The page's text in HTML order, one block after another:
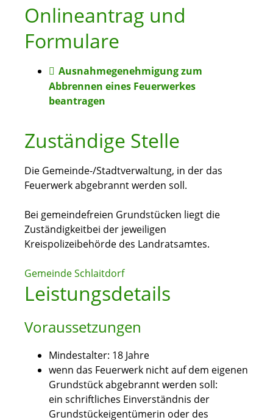
Onlineantrag und
Formulare
Ausnahmegenehmigung zum
Abbrennen eines Feuerwerkes
beantragen
Zuständige Stelle
Die Gemeinde-/Stadtverwaltung, in der das
Feuerwerk abgebrannt werden soll.
Bei gemeindefreien Grundstücken liegt die
Zuständigkeitbei der jeweiligen
Kreispolizeibehörde des Landratsamtes.
Gemeinde Schlaitdorf
Leistungsdetails
Voraussetzungen
Mindestalter: 18 Jahre
wenn das Feuerwerk nicht auf dem eigenen
Grundstück abgebrannt werden soll:
ein schriftliches Einverständnis der
Grundstückeigentümerin oder des